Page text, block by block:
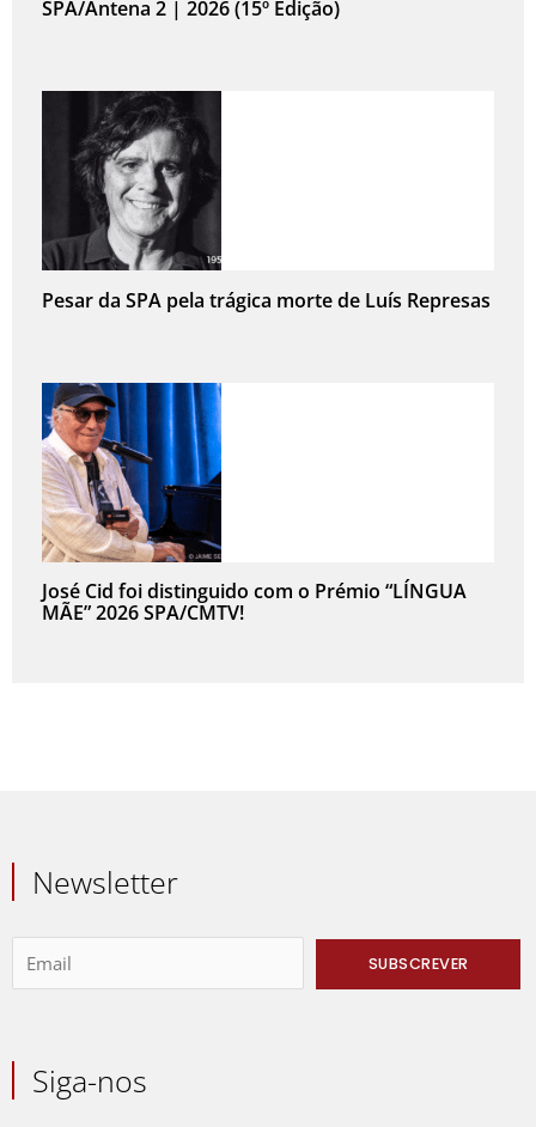
SPA/Antena 2 | 2026 (15º Edição)
Pesar da SPA pela trágica morte de Luís Represas
José Cid foi distinguido com o Prémio “LÍNGUA
MÃE” 2026 SPA/CMTV!
Newsletter
Siga-nos